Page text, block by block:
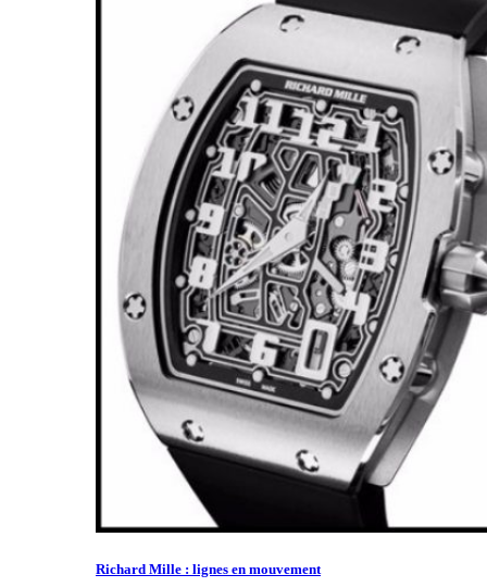
Richard Mille : lignes en mouvement